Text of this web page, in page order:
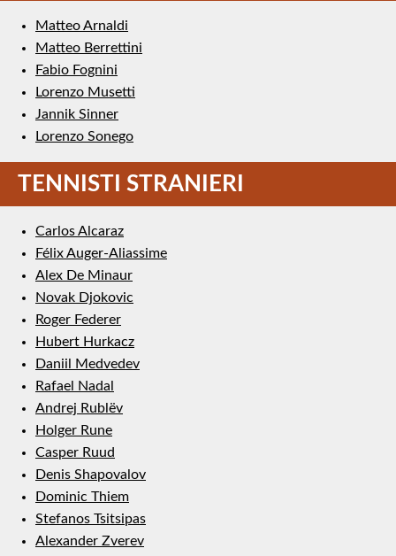
Matteo Arnaldi
Matteo Berrettini
Fabio Fognini
Lorenzo Musetti
Jannik Sinner
Lorenzo Sonego
TENNISTI STRANIERI
Carlos Alcaraz
Félix Auger-Aliassime
Alex De Minaur
Novak Djokovic
Roger Federer
Hubert Hurkacz
Daniil Medvedev
Rafael Nadal
Andrej Rublëv
Holger Rune
Casper Ruud
Denis Shapovalov
Dominic Thiem
Stefanos Tsitsipas
Alexander Zverev